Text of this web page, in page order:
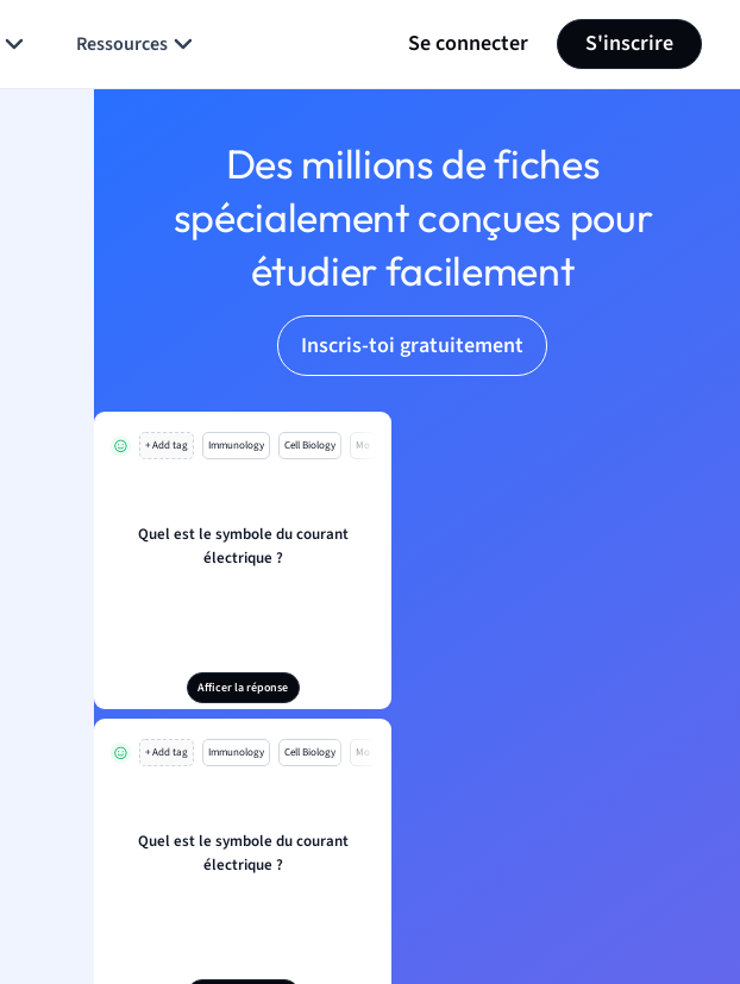
Ressources Se connecter S'inscrire
Des millions de fiches
spécialement conçues pour
étudier facilement
Inscris-toi gratuitement
+ Add tag Immunology Cell Biology Mo
Quel est le symbole du courant
électrique ?
Afficer la réponse
+ Add tag Immunology Cell Biology Mo
Quel est le symbole du courant
électrique ?